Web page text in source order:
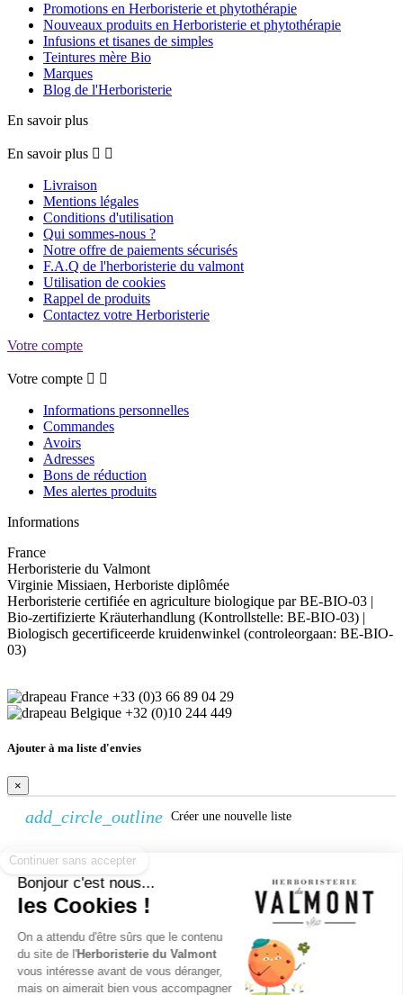
Bonjour c'est nous...
les Cookies !
On a attendu d'être sûrs que le contenu
du site de l'Herboristerie du Valmont
vous intéresse avant de vous déranger,
mais on aimerait bien vous accompagner
Promotions en Herboristerie et phytothérapie
Nouveaux produits en Herboristerie et phytothérapie
Infusions et tisanes de simples
Teintures mère Bio
Marques
Blog de l'Herboristerie
En savoir plus
En savoir plus  
Livraison
Mentions légales
Conditions d'utilisation
Qui sommes-nous ?
Notre offre de paiements sécurisés
F.A.Q de l'herboristerie du valmont
Utilisation de cookies
Rappel de produits
Contactez votre Herboristerie
Votre compte
Votre compte  
Informations personnelles
Commandes
Avoirs
Adresses
Bons de réduction
Mes alertes produits
Informations
France
Herboristerie du Valmont
Virginie Missiaen, Herboriste diplômée
Herboristerie certifiée en agriculture biologique par BE-BIO-03 |
Bio-zertifizierte Kräuterhandlung (Kontrollstelle: BE-BIO-03) |
Biologisch gecertificeerde kruidenwinkel (controleorgaan: BE-BIO-
03)
+33 (0)3 66 89 04 29
+32 (0)10 244 449
Ajouter à ma liste d'envies
×
add_circle_outline Créer une nouvelle liste
Créer une liste d'envies
×
Nom de la liste d'envies
Annuler Créer une liste d'envies
Connexion